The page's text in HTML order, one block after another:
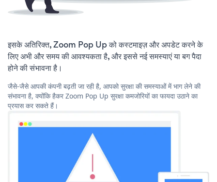
इसके अतिरिक्त, Zoom Pop Up को कस्टमाइज़ और अपडेट करने के
लिए अभी और समय की आवश्यकता है, और इससे नई समस्याएं या बग पैदा
होने की संभावना है।
जैसे-जैसे आपकी कंपनी बढ़ती जा रही है, आपको सुरक्षा की समस्याओं में भाग लेने की
संभावना है, क्योंकि हैकर Zoom Pop Up सुरक्षा कमजोरियों का फायदा उठाने का
प्रयास कर सकते हैं।